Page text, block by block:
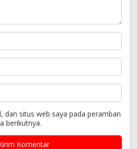
dan situs web saya pada peramban
berikutnya.